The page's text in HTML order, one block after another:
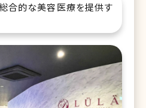
合的な美容医療を提供す